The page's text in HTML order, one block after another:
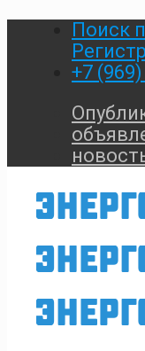
Поиск
+7